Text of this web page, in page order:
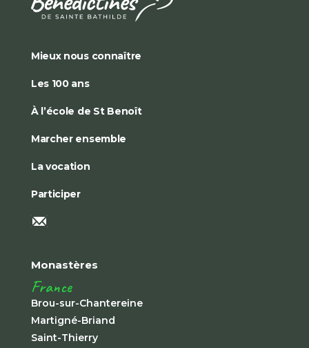
Mieux nous connaître
Les 100 ans
À l’école de St Benoît
Marcher ensemble
La vocation
Participer
Monastères
France
Brou-sur-Chantereine
Martigné-Briand
Saint-Thierry